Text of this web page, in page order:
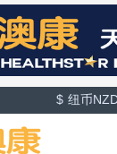
$ 纽币